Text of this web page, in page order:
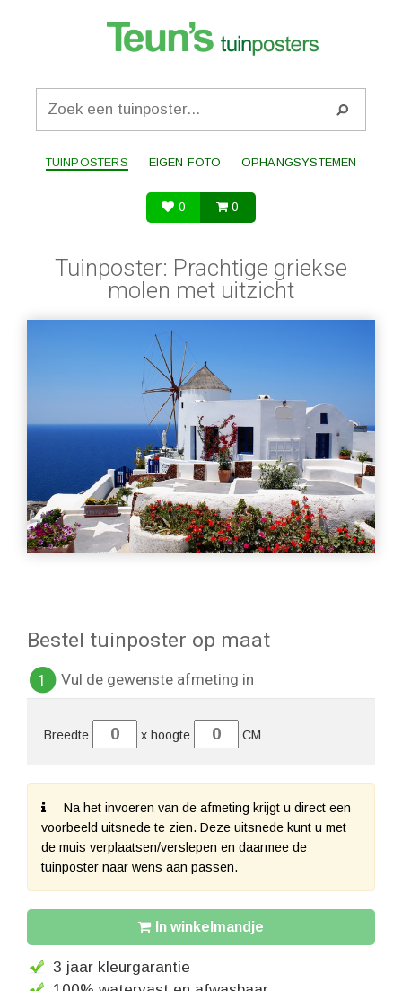
TUINPOSTERS EIGEN FOTO OPHANGSYSTEMEN
0 0
Tuinposter: Prachtige griekse
molen met uitzicht
Bestel tuinposter op maat
1 Vul de gewenste afmeting in
Breedte x hoogte CM
Na het invoeren van de afmeting krijgt u direct een
voorbeeld uitsnede te zien. Deze uitsnede kunt u met
de muis verplaatsen/verslepen en daarmee de
tuinposter naar wens aan passen.
In winkelmandje
3 jaar kleurgarantie